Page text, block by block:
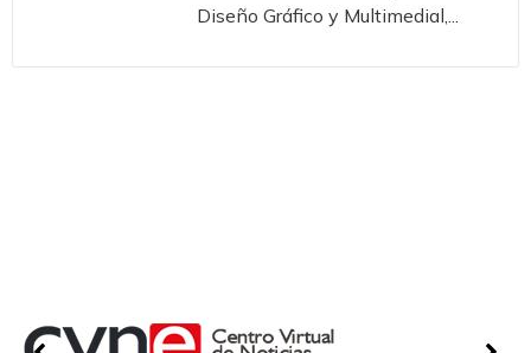
Diseño Gráfico y Multimedial,...